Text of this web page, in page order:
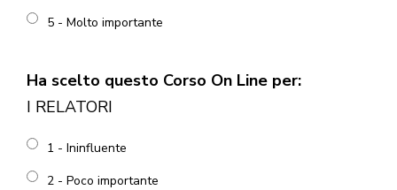
5 - Molto importante
Ha scelto questo Corso On Line per:
I RELATORI
1 - Ininfluente
2 - Poco importante